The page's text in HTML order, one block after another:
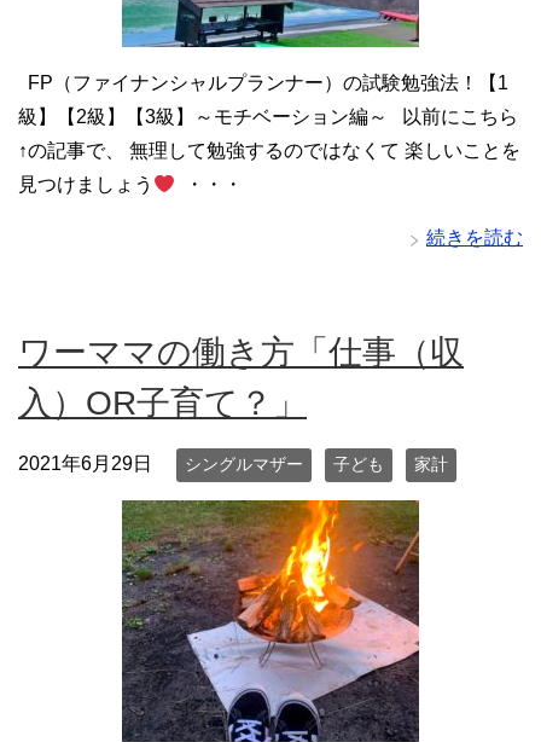
FP（ファイナンシャルプランナー）の試験勉強法！【1
級】【2級】【3級】～モチベーション編～ 以前にこちら
↑の記事で、 無理して勉強するのではなくて 楽しいことを
見つけましょう
・・・
続きを読む
ワーママの働き方「仕事（収
入）OR子育て？」
2021年6月29日 シングルマザー 子ども 家計